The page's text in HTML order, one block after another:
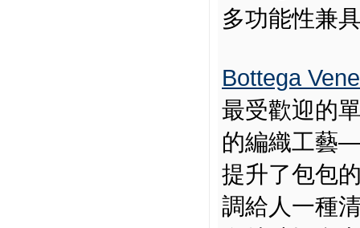
多功能性兼
Bottega
最受歡迎的
的編織工藝
提升了包包
調給人一種